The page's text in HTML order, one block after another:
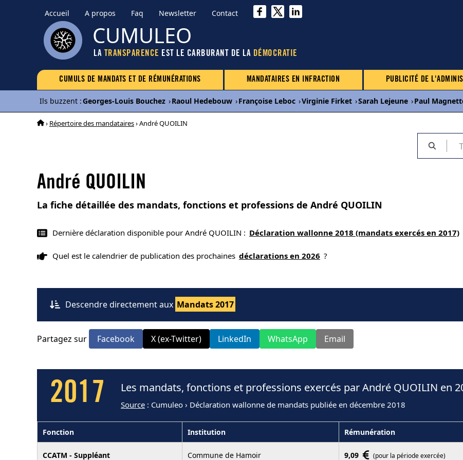
Accueil A propos Faq Newsletter Contact
CUMULEO
LA TRANSPARENCE EST LE CARBURANT DE LA DÉMOCRATIE
CUMULS DE MANDATS ET DE RÉMUNÉRATIONS MANDATAIRES EN INFRACTION PUBLICITÉ DE
Ils buzzent :Georges-Louis Bouchez ›Raoul Hedebouw ›Françoise Leboc ›Virginie Firket ›Sarah Lejeune ›Paul
› Répertoire des mandataires› André QUOILIN
André QUOILIN
La fiche détaillée des mandats, fonctions et professions de André QUOILIN
Dernière déclaration disponible pour André QUOILIN : Déclaration wallonne 2018 (mandats exercés en 2017)
Quel est le calendrier de publication des prochaines déclarations en 2026 ?
Descendre directement aux Mandats 2017
Partagez sur Facebook X (ex-Twitter) LinkedIn WhatsApp Email
2017 Les mandats, fonctions et professions exercés par André QUOILIN en
Source : Cumuleo › Déclaration wallonne de mandats publiée en décembre 2018
Fonction Institution Rémunération
CCATM - Suppléant Commune de Hamoir 9,09 (pour la période exercée)